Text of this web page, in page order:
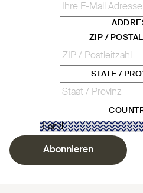
ZIP /
STATE /
Abonnieren